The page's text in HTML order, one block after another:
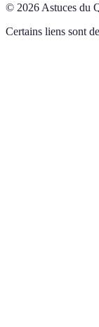
© 2026 Astuces du
Certains liens sont